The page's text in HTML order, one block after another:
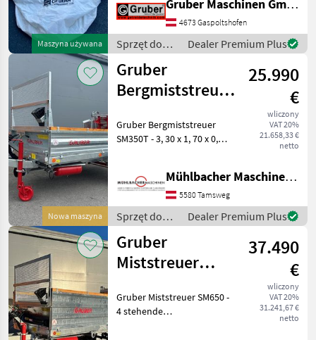
Maszyna używana
Stahlgestell Außenmaße: 1,
6 m x 1, 6 m x 2, 0 m
Einfüllstutzen mittig: d = 18
cm Auslauf: d = 3
Gruber Maschinen GmbH
4673 Gaspoltshofen
Sprzęt do
przetwórstwa
zboża /
Gruber
Dealer Premium Plus
Nowa maszyna
Gruber
Bergmiststreuer
Druckluft
25.990
€
wliczony
VAT 20%
21.658,33 €
netto
Gruber Bergmiststreuer
SM350T - 3, 30 x 1, 70 x 0,
geschrauben Klingen -
KARDAN-Direktantrieb
ohne Kette - Streuwerkdur
Mühlbacher Maschinen GmbH
5580 Tamsweg
Sprzęt do
nawożenia i
nawadniania
/ Gruber
Dealer Premium Plus
Gruber
Miststreuer
Druckluftbremse
37.490
€
wliczony
VAT 20%
31.241,67 €
netto
Gruber Miststreuer SM650 -
4 stehende